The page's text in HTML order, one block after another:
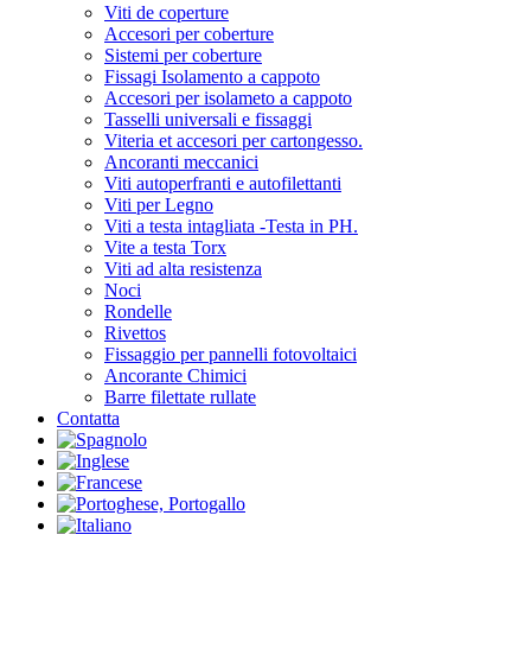
Viti de coperture
Accesori per coberture
Sistemi per coberture
Fissagi Isolamento a cappoto
Accesori per isolameto a cappoto
Tasselli universali e fissaggi
Viteria et accesori per cartongesso.
Ancoranti meccanici
Viti autoperfranti e autofilettanti
Viti per Legno
Viti a testa intagliata -Testa in PH.
Vite a testa Torx
Viti ad alta resistenza
Noci
Rondelle
Rivettos
Fissaggio per pannelli fotovoltaici
Ancorante Chimici
Barre filettate rullate
Contatta